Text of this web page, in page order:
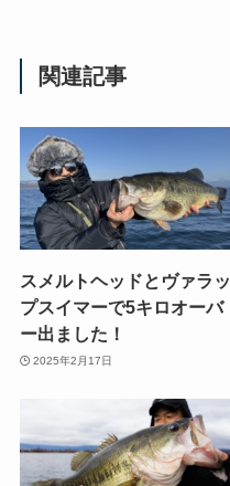
関連記事
スメルトヘッドとヴァラッ
プスイマーで5キロオーバ
ー出ました！
2025年2月17日